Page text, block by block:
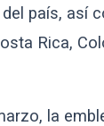
país, así
Rica,
la